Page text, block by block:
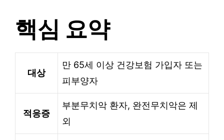
핵심 요약
대상
만 65세 이상 건강보험 가입자 또는
피부양자
적응증
부분무치악 환자, 완전무치악은 제
외